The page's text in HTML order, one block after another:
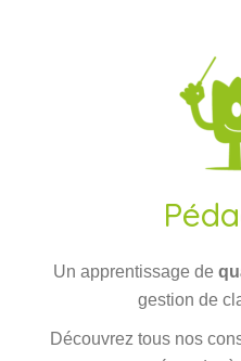
Un apprentissage de
gestion de
répondre